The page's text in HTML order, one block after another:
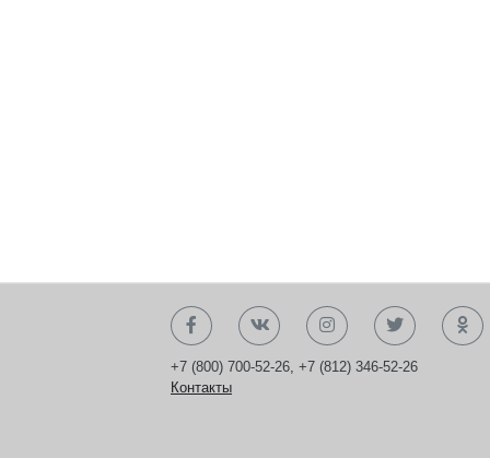
+7 (800) 700-52-26, +7 (812) 346-52-26
Контакты